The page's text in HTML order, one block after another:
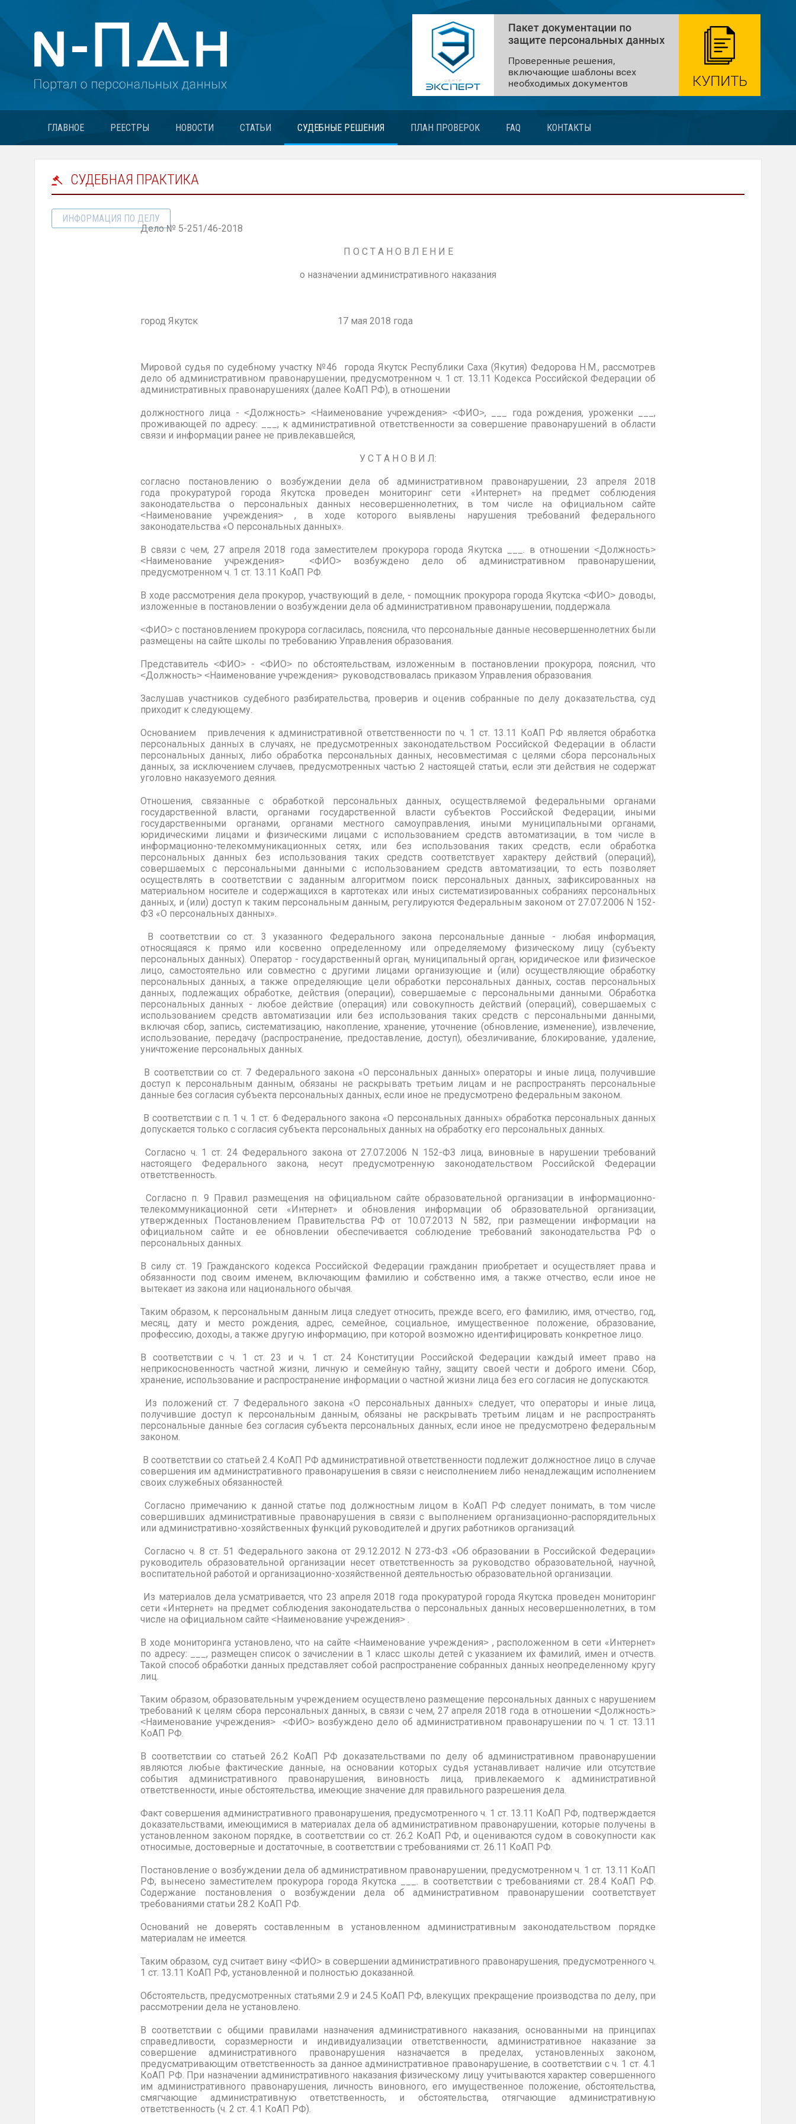
ГЛАВНОЕ РЕЕСТРЫ НОВОСТИ СТАТЬИ СУДЕБНЫЕ РЕШЕНИЯ ПЛАН ПРОВЕРОК FAQ КОНТАКТЫ
СУДЕБНАЯ ПРАКТИКА
ИНФОРМАЦИЯ ПО ДЕЛУ
Дело № 5-251/46-2018
П О С Т А Н О В Л Е Н И Е
о назначении административного наказания
город Якутск 17 мая 2018 года
Мировой судья по судебному участку №46 города Якутск Республики Саха (Якутия) Федорова Н.М., рассмотрев
дело об административном правонарушении, предусмотренном ч. 1 ст. 13.11 Кодекса Российской Федерации об
административных правонарушениях (далее КоАП РФ), в отношении
должностного лица - ˂Должность˃ ˂Наименование учреждения˃ ˂ФИО˃, ___ года рождения, уроженки ___,
проживающей по адресу: ___, к административной ответственности за совершение правонарушений в области
связи и информации ранее не привлекавшейся,
У С Т А Н О В И Л:
согласно постановлению о возбуждении дела об административном правонарушении, 23 апреля 2018
года прокуратурой города Якутска проведен мониторинг сети «Интернет» на предмет соблюдения
законодательства о персональных данных несовершеннолетних, в том числе на официальном сайте
˂Наименование учреждения˃ , в ходе которого выявлены нарушения требований федерального
законодательства «О персональных данных».
В связи с чем, 27 апреля 2018 года заместителем прокурора города Якутска ___. в отношении ˂Должность˃
˂Наименование учреждения˃ ˂ФИО˃ возбуждено дело об административном правонарушении,
предусмотренном ч. 1 ст. 13.11 КоАП РФ.
В ходе рассмотрения дела прокурор, участвующий в деле, - помощник прокурора города Якутска ˂ФИО˃ доводы,
изложенные в постановлении о возбуждении дела об административном правонарушении, поддержала.
˂ФИО˃ с постановлением прокурора согласилась, пояснила, что персональные данные несовершеннолетних были
размещены на сайте школы по требованию Управления образования.
Представитель ˂ФИО˃ - ˂ФИО˃ по обстоятельствам, изложенным в постановлении прокурора, пояснил, что
˂Должность˃ ˂Наименование учреждения˃ руководствовалась приказом Управления образования.
Заслушав участников судебного разбирательства, проверив и оценив собранные по делу доказательства, суд
приходит к следующему.
Основанием привлечения к административной ответственности по ч. 1 ст. 13.11 КоАП РФ является обработка
персональных данных в случаях, не предусмотренных законодательством Российской Федерации в области
персональных данных, либо обработка персональных данных, несовместимая с целями сбора персональных
данных, за исключением случаев, предусмотренных частью 2 настоящей статьи, если эти действия не содержат
уголовно наказуемого деяния.
Отношения, связанные с обработкой персональных данных, осуществляемой федеральными органами
государственной власти, органами государственной власти субъектов Российской Федерации, иными
государственными органами, органами местного самоуправления, иными муниципальными органами,
юридическими лицами и физическими лицами с использованием средств автоматизации, в том числе в
информационно-телекоммуникационных сетях, или без использования таких средств, если обработка
персональных данных без использования таких средств соответствует характеру действий (операций),
совершаемых с персональными данными с использованием средств автоматизации, то есть позволяет
осуществлять в соответствии с заданным алгоритмом поиск персональных данных, зафиксированных на
материальном носителе и содержащихся в картотеках или иных систематизированных собраниях персональных
данных, и (или) доступ к таким персональным данным, регулируются Федеральным законом от 27.07.2006 N 152-
ФЗ «О персональных данных».
В соответствии со ст. 3 указанного Федерального закона персональные данные - любая информация,
относящаяся к прямо или косвенно определенному или определяемому физическому лицу (субъекту
персональных данных). Оператор - государственный орган, муниципальный орган, юридическое или физическое
лицо, самостоятельно или совместно с другими лицами организующие и (или) осуществляющие обработку
персональных данных, а также определяющие цели обработки персональных данных, состав персональных
данных, подлежащих обработке, действия (операции), совершаемые с персональными данными. Обработка
персональных данных - любое действие (операция) или совокупность действий (операций), совершаемых с
использованием средств автоматизации или без использования таких средств с персональными данными,
включая сбор, запись, систематизацию, накопление, хранение, уточнение (обновление, изменение), извлечение,
использование, передачу (распространение, предоставление, доступ), обезличивание, блокирование, удаление,
уничтожение персональных данных.
В соответствии со ст. 7 Федерального закона «О персональных данных» операторы и иные лица, получившие
доступ к персональным данным, обязаны не раскрывать третьим лицам и не распространять персональные
данные без согласия субъекта персональных данных, если иное не предусмотрено федеральным законом.
В соответствии с п. 1 ч. 1 ст. 6 Федерального закона «О персональных данных» обработка персональных данных
допускается только с согласия субъекта персональных данных на обработку его персональных данных.
Согласно ч. 1 ст. 24 Федерального закона от 27.07.2006 N 152-ФЗ лица, виновные в нарушении требований
настоящего Федерального закона, несут предусмотренную законодательством Российской Федерации
ответственность.
Согласно п. 9 Правил размещения на официальном сайте образовательной организации в информационно-
телекоммуникационной сети «Интернет» и обновления информации об образовательной организации,
утвержденных Постановлением Правительства РФ от 10.07.2013 N 582, при размещении информации на
официальном сайте и ее обновлении обеспечивается соблюдение требований законодательства РФ о
персональных данных.
В силу ст. 19 Гражданского кодекса Российской Федерации гражданин приобретает и осуществляет права и
обязанности под своим именем, включающим фамилию и собственно имя, а также отчество, если иное не
вытекает из закона или национального обычая.
Таким образом, к персональным данным лица следует относить, прежде всего, его фамилию, имя, отчество, год,
месяц, дату и место рождения, адрес, семейное, социальное, имущественное положение, образование,
профессию, доходы, а также другую информацию, при которой возможно идентифицировать конкретное лицо.
В соответствии с ч. 1 ст. 23 и ч. 1 ст. 24 Конституции Российской Федерации каждый имеет право на
неприкосновенность частной жизни, личную и семейную тайну, защиту своей чести и доброго имени. Сбор,
хранение, использование и распространение информации о частной жизни лица без его согласия не допускаются.
Из положений ст. 7 Федерального закона «О персональных данных» следует, что операторы и иные лица,
получившие доступ к персональным данным, обязаны не раскрывать третьим лицам и не распространять
персональные данные без согласия субъекта персональных данных, если иное не предусмотрено федеральным
законом.
В соответствии со статьей 2.4 КоАП РФ административной ответственности подлежит должностное лицо в случае
совершения им административного правонарушения в связи с неисполнением либо ненадлежащим исполнением
своих служебных обязанностей.
Согласно примечанию к данной статье под должностным лицом в КоАП РФ следует понимать, в том числе
совершивших административные правонарушения в связи с выполнением организационно-распорядительных
или административно-хозяйственных функций руководителей и других работников организаций.
Согласно ч. 8 ст. 51 Федерального закона от 29.12.2012 N 273-ФЗ «Об образовании в Российской Федерации»
руководитель образовательной организации несет ответственность за руководство образовательной, научной,
воспитательной работой и организационно-хозяйственной деятельностью образовательной организации.
Из материалов дела усматривается, что 23 апреля 2018 года прокуратурой города Якутска проведен мониторинг
сети «Интернет» на предмет соблюдения законодательства о персональных данных несовершеннолетних, в том
числе на официальном сайте ˂Наименование учреждения˃ .
В ходе мониторинга установлено, что на сайте ˂Наименование учреждения˃ , расположенном в сети «Интернет»
по адресу: ___, размещен список о зачислении в 1 класс школы детей с указанием их фамилий, имен и отчеств.
Такой способ обработки данных представляет собой распространение собранных данных неопределенному кругу
лиц.
Таким образом, образовательным учреждением осуществлено размещение персональных данных с нарушением
требований к целям сбора персональных данных, в связи с чем, 27 апреля 2018 года в отношении ˂Должность˃
˂Наименование учреждения˃ ˂ФИО˃ возбуждено дело об административном правонарушении по ч. 1 ст. 13.11
КоАП РФ.
В соответствии со статьей 26.2 КоАП РФ доказательствами по делу об административном правонарушении
являются любые фактические данные, на основании которых судья устанавливает наличие или отсутствие
события административного правонарушения, виновность лица, привлекаемого к административной
ответственности, иные обстоятельства, имеющие значение для правильного разрешения дела.
Факт совершения административного правонарушения, предусмотренного ч. 1 ст. 13.11 КоАП РФ, подтверждается
доказательствами, имеющимися в материалах дела об административном правонарушении, которые получены в
установленном законом порядке, в соответствии со ст. 26.2 КоАП РФ, и оцениваются судом в совокупности как
относимые, достоверные и достаточные, в соответствии с требованиями ст. 26.11 КоАП РФ.
Постановление о возбуждении дела об административном правонарушении, предусмотренном ч. 1 ст. 13.11 КоАП
РФ, вынесено заместителем прокурора города Якутска ___. в соответствии с требованиями ст. 28.4 КоАП РФ.
Содержание постановления о возбуждении дела об административном правонарушении соответствует
требованиями статьи 28.2 КоАП РФ.
Оснований не доверять составленным в установленном административным законодательством порядке
материалам не имеется.
Таким образом, суд считает вину ˂ФИО˃ в совершении административного правонарушения, предусмотренного ч.
1 ст. 13.11 КоАП РФ, установленной и полностью доказанной.
Обстоятельств, предусмотренных статьями 2.9 и 24.5 КоАП РФ, влекущих прекращение производства по делу, при
рассмотрении дела не установлено.
В соответствии с общими правилами назначения административного наказания, основанными на принципах
справедливости, соразмерности и индивидуализации ответственности, административное наказание за
совершение административного правонарушения назначается в пределах, установленных законом,
предусматривающим ответственность за данное административное правонарушение, в соответствии с ч. 1 ст. 4.1
КоАП РФ. При назначении административного наказания физическому лицу учитываются характер совершенного
им административного правонарушения, личность виновного, его имущественное положение, обстоятельства,
смягчающие административную ответственность, и обстоятельства, отягчающие административную
ответственность (ч. 2 ст. 4.1 КоАП РФ).